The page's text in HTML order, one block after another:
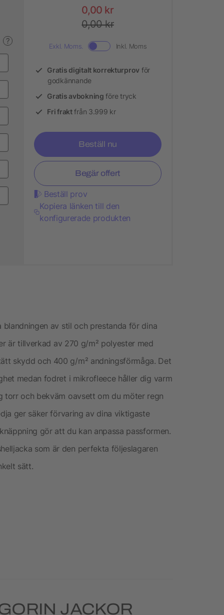
?
0,00 kr
0,00 kr
Exkl. Moms. Inkl. Moms
Gratis digitalt korrekturprov för
godkännande
Gratis avbokning före tryck
Fri fraktfrån 3.999 kr
Beställ nu
Begär offert
Beställ prov
Kopiera länken till den
konfigurerade produkten
av stil och prestanda för dina
är tillverkad av 270 g/m² polyester med
skydd och 400 g/m² andningsförmåga. Det
medan fodret i mikrofleece håller dig varm
torr och bekväm oavsett om du möter regn
ger säker förvaring av dina viktigaste
gör att du kan anpassa passformen.
som är den perfekta följeslagaren
sätt.
JACKOR